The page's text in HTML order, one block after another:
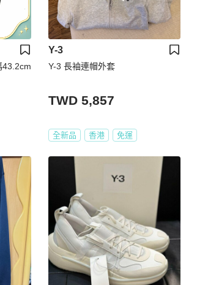
43.2cm
Y-3
Y-3 長袖連帽外套
TWD 5,857
全新品 香港 免運